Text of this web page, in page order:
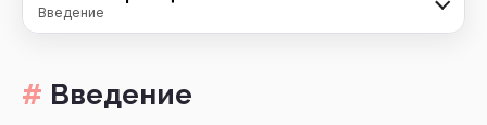
Введение
Введение